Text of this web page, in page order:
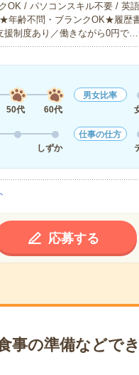
OK / パソコンスキル不要 / 英
年齢不問・ブランクOK★履歴
援制度あり／働きながら0円で…
50代 60代
男女比率
しずか
仕事の仕方
応募する
事の準備などで